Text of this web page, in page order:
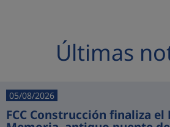
Últimas
05/08/2026
FCC Construcción finaliza el